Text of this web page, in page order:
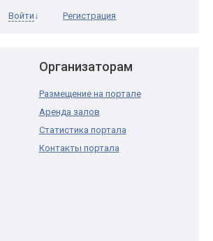
Войти ↓ Регистрация
Организаторам
Размещение на портале
Аренда залов
Статистика портала
Контакты портала